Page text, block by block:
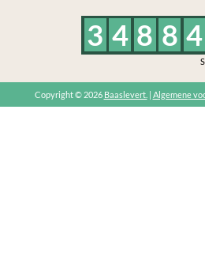
3 4 8 8 4
Copyright © 2026 Baaslevert. | Algemene